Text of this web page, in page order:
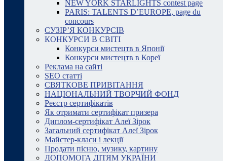
NEW YORK STARLIGHTS contest page
PARIS: TALENTS D’EUROPE, page du
concours
СУЗІР’Я КОНКУРСІВ
КОНКУРСИ В СВІТІ
Конкурси мистецтв в Японії
Конкурси мистецтв в Кореї
Реклама на сайті
SEO статті
СВЯТКОВЕ ПРИВІТАННЯ
НАЦІОНАЛЬНИЙ ТВОРЧИЙ ФОНД
Реєстр сертифікатів
Як отримати сертифікат призера
Диплом-сертифікат Алеї Зірок
Загальний сертифікат Алеї Зірок
Майстер-класи і лекції
Продати пісню, музику, картину
ДОПОМОГА ДІТЯМ УКРАЇНИ